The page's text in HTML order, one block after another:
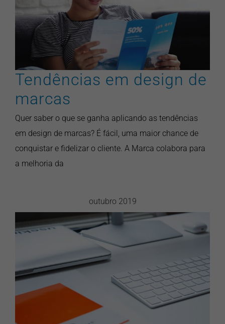
marcas
artigos branding design gráfico pontonews
Tendências em design de
marcas
Quer saber o que se ganha aplicando as tendências
em design de marcas? É fácil, uma maior chance de
conquistar e fidelizar o cliente. A Marca colabora para
a melhoria da
outubro 2019
Consultoria de branding: 6
coisas que você precisa
saber
design gráfico marketing pontonews